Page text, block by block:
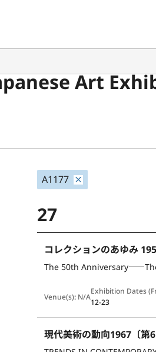
Art
A1177
27
コレクションのあゆみ
The 50th
Venue(s): N/A
Exhibition Dates
12-23
現代美術の動向1967〔第6